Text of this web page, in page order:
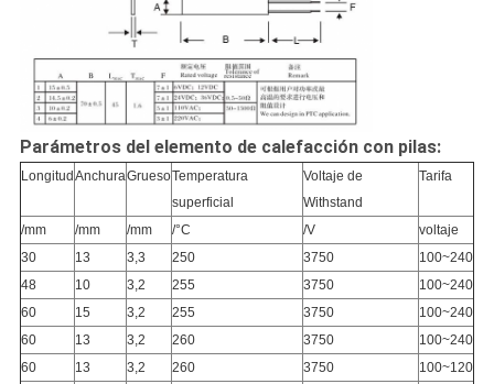
Parámetros del elemento de calefacción con pilas:
LongitudAnchuraGruesoTemperatura
superficial
Voltaje de
Withstand
Tarifa
/mm /mm /mm /°C /V
voltaje
30
13 3,3 250 3750
100~240
48
10 3,2 255 3750
100~240
60
15 3,2 255 3750
100~240
60
13 3,2 260 3750
100~240
60
13 3,2 260 3750 100~120